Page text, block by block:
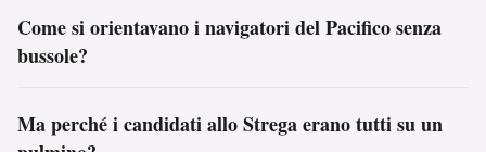
Come si orientavano i navigatori del Pacifico senza
bussole?
Ma perché i candidati allo Strega erano tutti su un